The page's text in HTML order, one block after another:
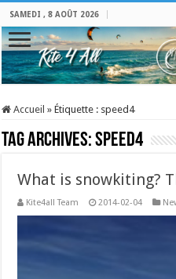
SAMEDI , 8 AOÛT 2026
Accueil » Étiquette : speed4
Tag Archives:speed4
What is snowkiting?
Kite4all Team 2014-02-04